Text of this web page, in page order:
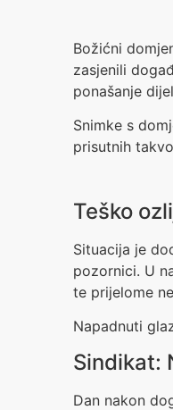
Božićni
zasjenili
ponašanje
Snimke s
prisutnih
Teško
Situacija je
pozornici. U
te prijelome
Napadnuti
Sindikat:
Dan nakon